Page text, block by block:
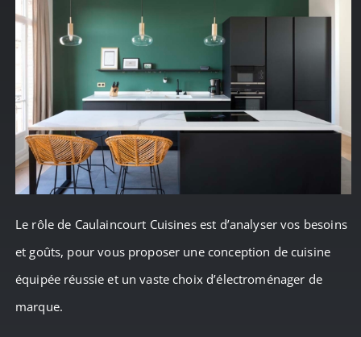
Le rôle de Caulaincourt Cuisines est d’analyser vos besoins
et goûts, pour vous proposer une conception de cuisine
équipée réussie et un vaste choix d’électroménager de
marque.